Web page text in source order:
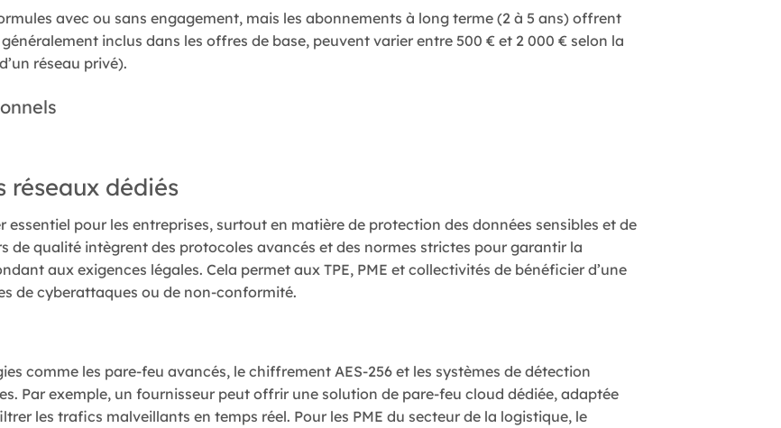
avec ou sans engagement, mais les abonnements à long terme (2 à 5 ans) offrent
inclus dans les offres de base, peuvent varier entre 500 € et 2 000 € selon la
réseau privé).
réseaux dédiés
essentiel pour les entreprises, surtout en matière de protection des données sensibles et de
de qualité intègrent des protocoles avancés et des normes strictes pour garantir la
aux exigences légales. Cela permet aux TPE, PME et collectivités de bénéficier d’une
de cyberattaques ou de non-conformité.
comme les pare-feu avancés, le chiffrement AES-256 et les systèmes de détection
Par exemple, un fournisseur peut offrir une solution de pare-feu cloud dédiée, adaptée
les trafics malveillants en temps réel. Pour les PME du secteur de la logistique, le